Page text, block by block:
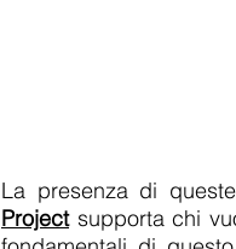
La presenza di
Projectsupporta chi